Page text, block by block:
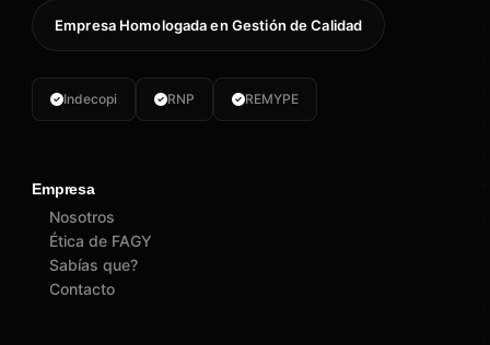
Empresa Homologada en Gestión de Calidad
Indecopi RNP REMYPE
Empresa
Nosotros
Ética de FAGY
Sabías que?
Contacto